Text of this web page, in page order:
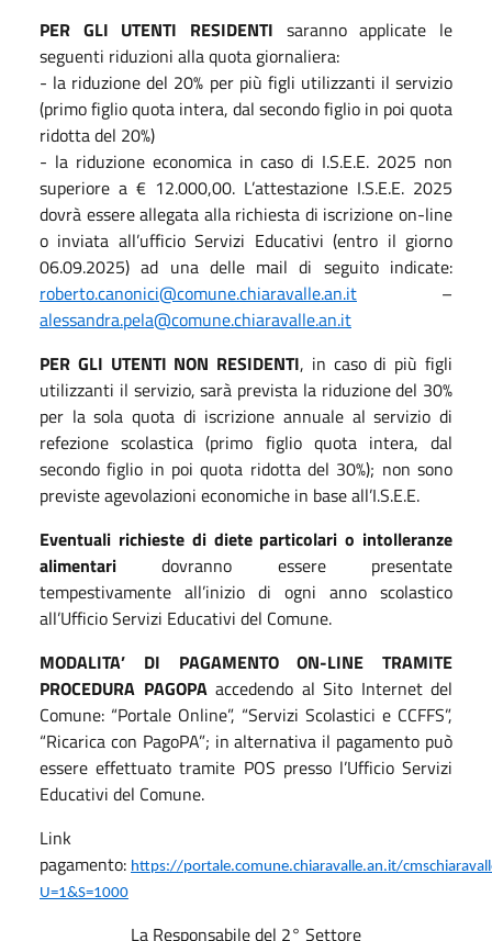
PER GLI UTENTI RESIDENTI saranno applicate le
seguenti riduzioni alla quota giornaliera:
- la riduzione del 20% per più figli utilizzanti il servizio
(primo figlio quota intera, dal secondo figlio in poi quota
ridotta del 20%)
- la riduzione economica in caso di I.S.E.E. 2025 non
superiore a € 12.000,00. L’attestazione I.S.E.E. 2025
dovrà essere allegata alla richiesta di iscrizione on-line
o inviata all’ufficio Servizi Educativi (entro il giorno
06.09.2025) ad una delle mail di seguito indicate:
roberto.canonici@comune.chiaravalle.an.it –
alessandra.pela@comune.chiaravalle.an.it
PER GLI UTENTI NON RESIDENTI, in caso di più figli
utilizzanti il servizio, sarà prevista la riduzione del 30%
per la sola quota di iscrizione annuale al servizio di
refezione scolastica (primo figlio quota intera, dal
secondo figlio in poi quota ridotta del 30%); non sono
previste agevolazioni economiche in base all’I.S.E.E.
Eventuali richieste di diete particolari o intolleranze
alimentari dovranno essere presentate
tempestivamente all’inizio di ogni anno scolastico
all’Ufficio Servizi Educativi del Comune.
MODALITA’ DI PAGAMENTO ON-LINE TRAMITE
PROCEDURA PAGOPAaccedendo al Sito Internet del
Comune: “Portale Online”, “Servizi Scolastici e CCFFS”,
“Ricarica con PagoPA”; in alternativa il pagamento può
essere effettuato tramite POS presso l’Ufficio Servizi
Educativi del Comune.
Link
pagamento: https://portale.comune.chiaravalle.an.it/
U=1&S=1000
La Responsabile del 2° Settore